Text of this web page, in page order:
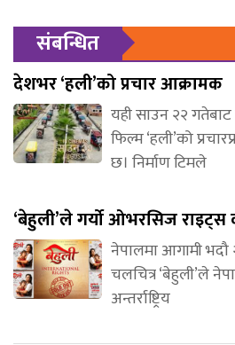
संबन्धित
देशभर ‘हली’को प्रचार आक्रामक
यही साउन २२
फिल्म ‘हली’को
छ। निर्माण टिमले
‘बेहुली’ले गर्यो ओभरसिज राइट्स
नेपालमा आगामी
चलचित्र ‘बेहुली’ले
अन्तर्राष्ट्रिय